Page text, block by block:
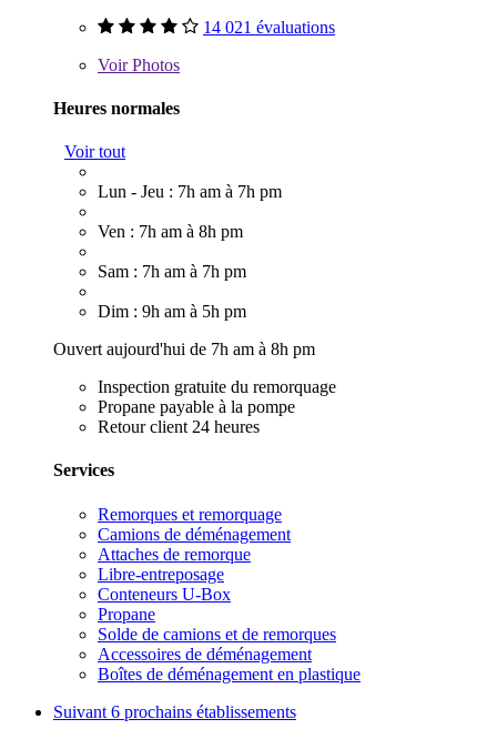
14 021 évaluations
VoirPhotos
Heures normales
Voir tout
Lun - Jeu : 7h am à 7h pm
Ven : 7h am à 8h pm
Sam : 7h am à 7h pm
Dim : 9h am à 5h pm
Ouvert aujourd'hui de 7h am à 8h pm
Inspection gratuite du remorquage
Propane payable à la pompe
Retour client 24 heures
Services
Remorques et remorquage
Camions de déménagement
Attaches de remorque
Libre-entreposage
Conteneurs U-Box
Propane
Solde de camions et de remorques
Accessoires de déménagement
Boîtes de déménagement en plastique
Suivant 6 prochains établissements